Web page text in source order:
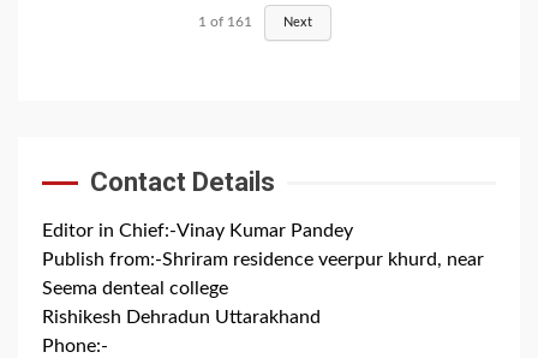
1 of 161 Next
Contact Details
Editor in Chief:-Vinay Kumar Pandey
Publish from:-Shriram residence veerpur khurd, near
Seema denteal college
Rishikesh Dehradun Uttarakhand
Phone:-